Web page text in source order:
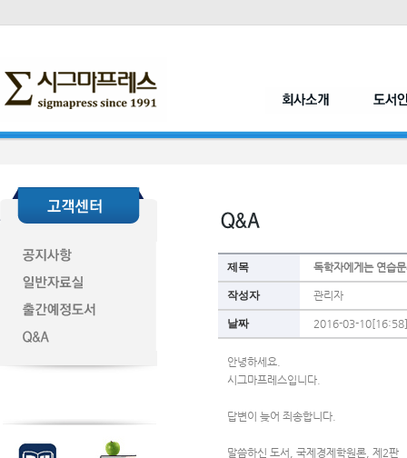
제목 독학자에게는 연습
작성자 관리자
날짜 2016-03-10[16:58]
안녕하세요.
시그마프레스입니다.
답변이 늦어 죄송합니다.
말씀하신 도서, 국제경제학원론, 제2판